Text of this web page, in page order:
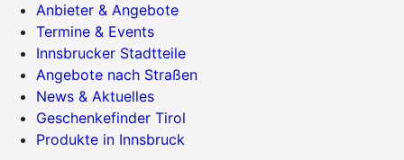
Anbieter & Angebote
Termine & Events
Innsbrucker Stadtteile
Angebote nach Straßen
News & Aktuelles
Geschenkefinder Tirol
Produkte in Innsbruck